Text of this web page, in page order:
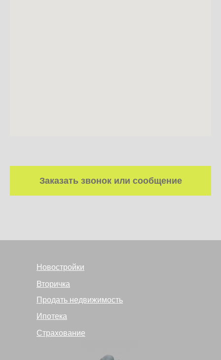
Заказать звонок или сообщение
Новостройки
Вторичка
Страхование
Ипотека
Продать недвижимость